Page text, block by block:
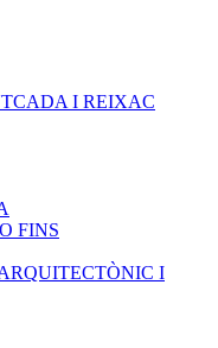
I REIXAC
FINS
I